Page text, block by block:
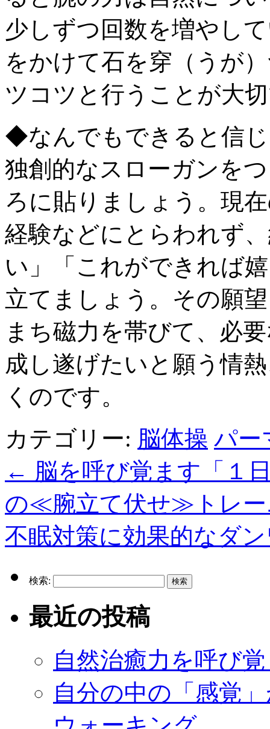
少しずつ回数を増やし
をかけて石を穿（うが
ツコツと行うことが大
◆なんでもできると信
独創的なスローガンを
ろに貼りましょう。現
経験などにとらわれず
い」「これができれば
立てましょう。その願
まち磁力を帯びて、必
成し遂げたいと願う情
くのです。
カテゴリー: 脳体操 パー
← 脳を呼び覚ます「１
の≪腕立て伏せ≫トレー
不眠対策に効果的なダ
検索:
最近の投稿
自然治癒力を呼び
自分の中の「感覚